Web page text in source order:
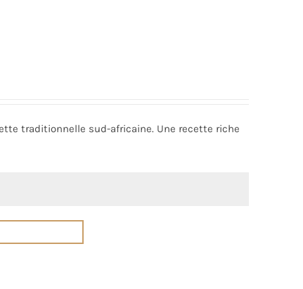
traditionnelle sud-africaine. Une recette riche